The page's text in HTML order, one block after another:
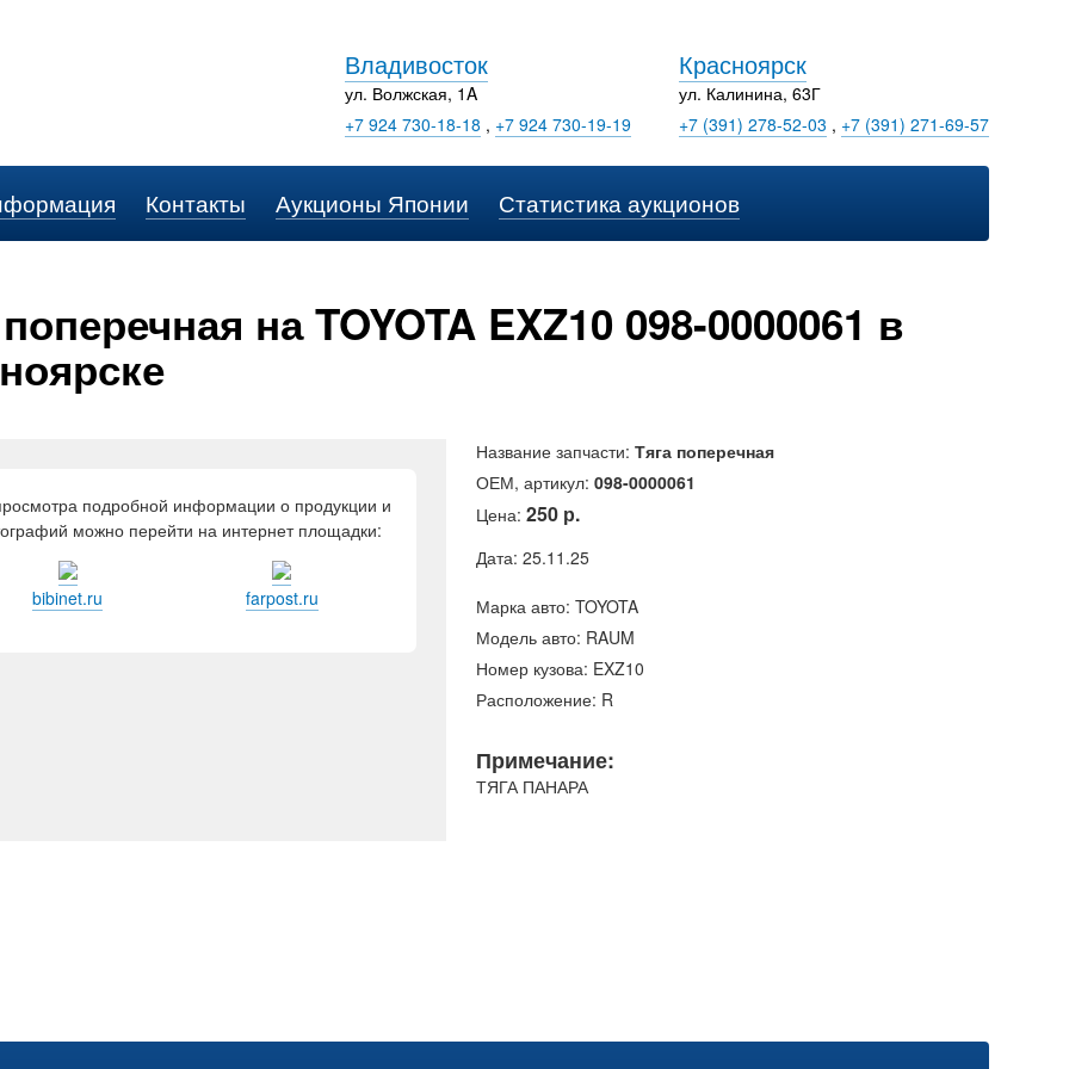
Владивосток
ул. Волжская, 1A
+7 924 730-18-18 , +7 924 730-19-19
Красноярск
ул. Калинина, 63Г
+7 (391) 278-52-03 , +7 (391) 271-69-57
Контакты Аукционы Японии Статистика аукционов
на TOYOTA EXZ10 098-0000061 в
подробной информации о продукции и
можно перейти на интернет площадки:
bibinet.ru farpost.ru
Название запчасти: Тяга поперечная
ОЕМ, артикул: 098-0000061
Цена: 250 р.
Дата: 25.11.25
Марка авто: TOYOTA
Модель авто: RAUM
Номер кузова: EXZ10
Расположение: R
Примечание:
ТЯГА ПАНАРА